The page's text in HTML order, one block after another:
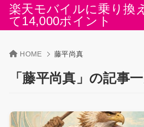
楽天モバイルに乗り換え
て14,000ポイント
HOME 藤平尚真
「藤平尚真」の記事